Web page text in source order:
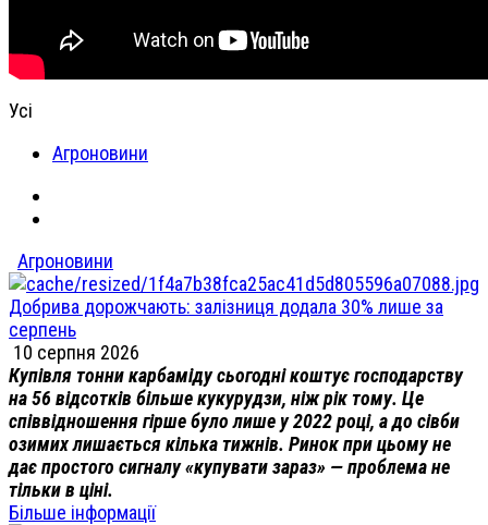
Усі
Агроновини
Агроновини
Добрива дорожчають: залізниця додала 30% лише за
серпень
10 серпня 2026
Купівля тонни карбаміду сьогодні коштує господарству
на 56 відсотків більше кукурудзи, ніж рік тому. Це
співвідношення гірше було лише у 2022 році, а до сівби
озимих лишається кілька тижнів. Ринок при цьому не
дає простого сигналу «купувати зараз» — проблема не
тільки в ціні.
Більше інформації